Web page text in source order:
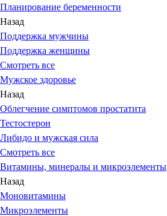
Планирование беременности
Назад
Поддержка мужчины
Поддержка женщины
Смотреть все
Мужское здоровье
Назад
Облегчение симптомов простатита
Тестостерон
Либидо и мужская сила
Смотреть все
Витамины, минералы и микроэлементы
Назад
Моновитамины
Микроэлементы